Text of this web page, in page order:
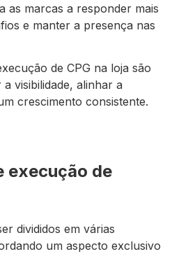
as marcas a responder mais
e manter a presença nas
de CPG na loja são
visibilidade, alinhar a
crescimento consistente.
execução de
divididos em várias
um aspecto exclusivo